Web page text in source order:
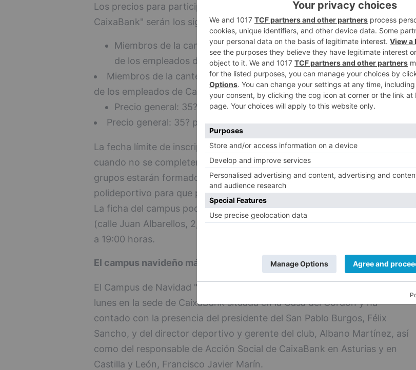
Los precios para participar en el Campus de Navidad "San Pablo
CaixaBank" serán los siguientes:
Miembros de la cantera y de la escuela del San Pablo Burgos, además
de los empleados de CaixaBank: 30? por un campus y 50? ambos.
Miembros de la cantera y de la escuela del San Pablo Burgos, además
de los empleados de CaixaBank: 30? por un campus y 50? ambos.
Precio general: 35? por campus.
Precio general: 35? por campus.
La fecha límite de inscripción será el viernes 13 de diciembre, siempre y
cuando no se completen antes las plazas disponibles. Se estima que los
grupos estarán formados por un máximo de 60 niños y niñas por
polideportivo para que puedan disfrutar del campus de la mejor manera.
La ficha del campus podrá formalizarse en la oficina del San Pablo Burgos
(calle Juan Albarellos, 2, 1º), en horario de 10:00 a 14:00 horas y de 16:00
a 19:00 horas.
El campus navideño más solidario
El Campus de Navidad "San Pablo CaixaBank" se ha presentado este
lunes en la sede de CaixaBank situada en la Casa del Cordón y ha
contado con la presencia del presidente del San Pablo Burgos, Félix
Sancho, y del director deportivo y gerente del club, Albano Martínez, así
como del responsable de Acción Social de CaixaBank en Asturias y en
Castilla y León, Francisco Javier Marín.